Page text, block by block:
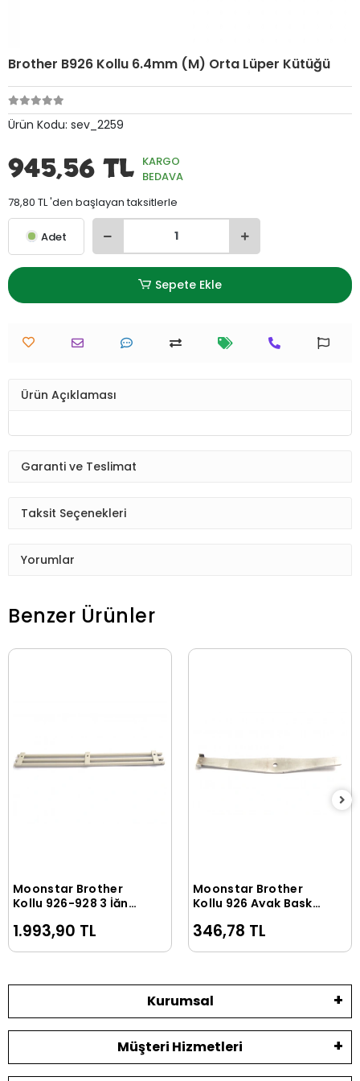
Brother B926 Kollu 6.4mm (M) Orta Lüper Kütüğü
Ürün Kodu: sev_2259
945,56 TL KARGO
BEDAVA
78,80 TL 'den başlayan taksitlerle
Adet
Sepete Ekle
Ürün Açıklaması
Garanti ve Teslimat
Taksit Seçenekleri
Yorumlar
Benzer Ürünler
Sepete Ekle
Moonstar Brother
Kollu 926-928 3 İğne
Borulu)
1.993,90 TL
Sepete Ekle
Moonstar Brother
Kollu 926 Ayak Baskı
105096-0
346,78 TL
Kurumsal
Müşteri Hizmetleri